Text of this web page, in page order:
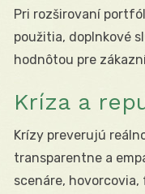
Pri rozširovaní
použitia, doplnkové
hodnôtou pre
Kríza a
Krízy preverujú
transparentne a
scenáre,